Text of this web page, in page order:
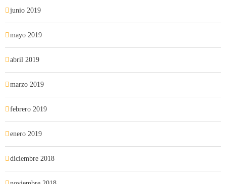
junio 2019
mayo 2019
abril 2019
marzo 2019
febrero 2019
enero 2019
diciembre 2018